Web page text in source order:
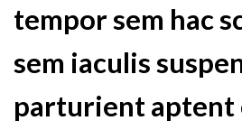
tempor sem hac
sem iaculis
parturient aptent